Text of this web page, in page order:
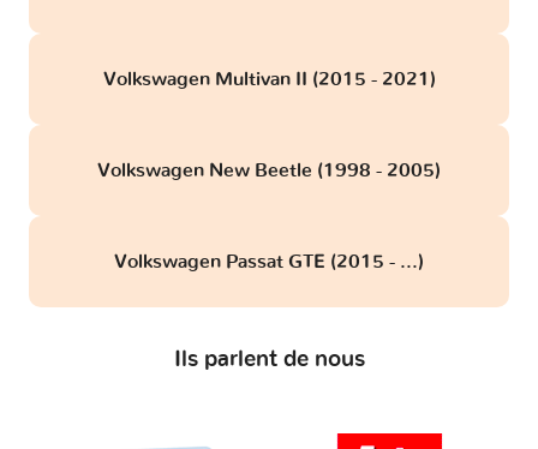
Volkswagen Multivan II (2015 - 2021)
Volkswagen New Beetle (1998 - 2005)
Volkswagen Passat GTE (2015 - ...)
Ils parlent de nous